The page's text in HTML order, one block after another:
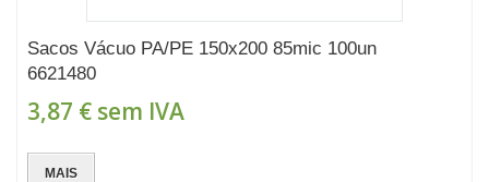
Sacos Vácuo PA/PE 150x200 85mic 100un
6621480
3,87 € sem IVA
MAIS